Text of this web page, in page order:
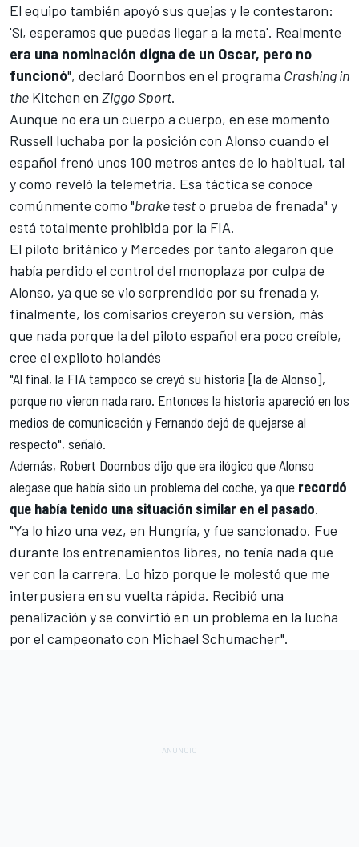
El equipo también apoyó sus quejas y le contestaron:
'Sí, esperamos que puedas llegar a la meta'. Realmente
era una nominación digna de un Oscar, pero no
funcionó", declaró Doornbos en el programa Crashing in
the Kitchen en Ziggo Sport.
Aunque no era un cuerpo a cuerpo, en ese momento
Russell luchaba por la posición con Alonso cuando el
español frenó unos 100 metros antes de lo habitual, tal
y como reveló la telemetría. Esa táctica se conoce
comúnmente como "brake testo prueba de frenada" y
está totalmente prohibida por la FIA.
El piloto británico y Mercedes por tanto alegaron que
había perdido el control del monoplaza por culpa de
Alonso, ya que se vio sorprendido por su frenada y,
finalmente, los comisarios creyeron su versión, más
que nada porque la del piloto español era poco creíble,
cree el expiloto holandés
"Al final, la FIA tampoco se creyó su historia [la de Alonso],
porque no vieron nada raro. Entonces la historia apareció en los
medios de comunicación y Fernando dejó de quejarse al
respecto", señaló.
Además, Robert Doornbos dijo que era ilógico que Alonso
alegase que había sido un problema del coche, ya que recordó
que había tenido una situación similar en el pasado.
"Ya lo hizo una vez, en Hungría, y fue sancionado. Fue
durante los entrenamientos libres, no tenía nada que
ver con la carrera. Lo hizo porque le molestó que me
interpusiera en su vuelta rápida. Recibió una
penalización y se convirtió en un problema en la lucha
por el campeonato con Michael Schumacher".